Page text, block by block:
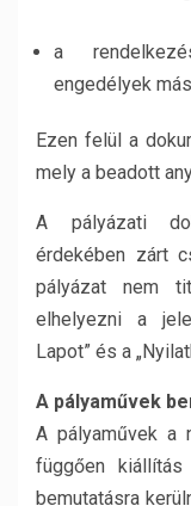
a
engedélyek
Ezen felül a
mely a beadott
A pályázati
érdekében zárt
pályázat nem
elhelyezni a
Lapot” és a
A pályaművek
A pályaművek a
függően
bemutatásra